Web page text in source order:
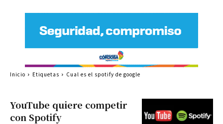
YouTube quiere competir
con Spotify
Inicio Etiquetas Cual es el spotify de google